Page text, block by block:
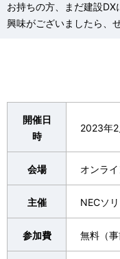
お持ちの方、まだ建設
興味がございましたら、
開催日
時
2023年
会場 オンライ
主催 NECソ
参加費 無料（事